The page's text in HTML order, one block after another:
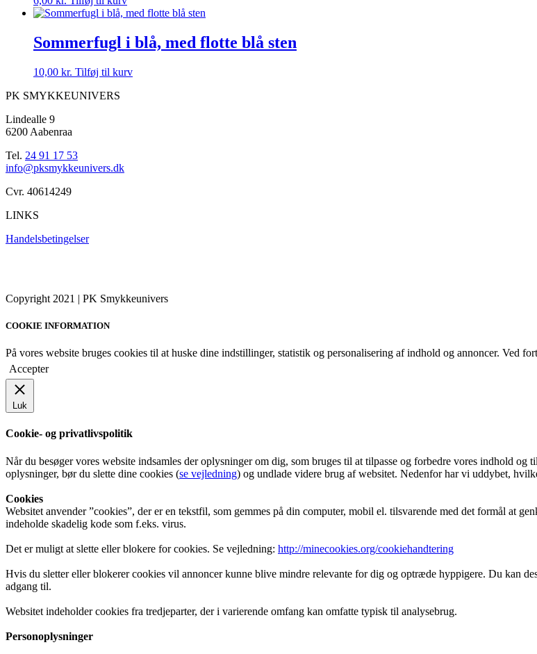
Sommerfugl i blå, med flotte blå sten
10,00 kr. Tilføj til kurv
PK SMYKKEUNIVERS
Lindealle 9
6200 Aabenraa
Tel. 24 91 17 53
info@pksmykkeunivers.dk
Cvr. 40614249
LINKS
Handelsbetingelser
Copyright 2021 | PK Smykkeunivers
COOKIE INFORMATION
På vores website bruges cookies til at huske dine indstillinger, statistik og personalisering af indhold og annoncer. Ved
Accepter
Luk
Cookie- og privatlivspolitik
Når du besøger vores website indsamles der oplysninger om dig, som bruges til at tilpasse og forbedre vores indhold
oplysninger, bør du slette dine cookies (se vejledning) og undlade videre brug af websitet. Nedenfor har vi uddybet,
Cookies
Websitet anvender ”cookies”, der er en tekstfil, som gemmes på din computer, mobil el. tilsvarende med det formål at
indeholde skadelig kode som f.eks. virus.
Det er muligt at slette eller blokere for cookies. Se vejledning: http://minecookies.org/cookiehandtering
Hvis du sletter eller blokerer cookies vil annoncer kunne blive mindre relevante for dig og optræde hyppigere. Du kan
adgang til.
Websitet indeholder cookies fra tredjeparter, der i varierende omfang kan omfatte typisk til analysebrug.
Personoplysninger